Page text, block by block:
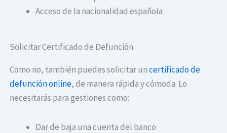
Acceso de la nacionalidad española
Solicitar Certificado de Defunción
Como no, también puedes solicitar uncertificado de
defunción online, de manera rápida y cómoda. Lo
necesitarás para gestiones como:
Dar de baja una cuenta del banco